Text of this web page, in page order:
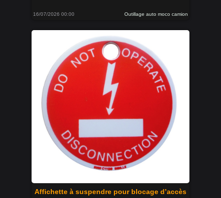
16/07/2026 00:00 Outillage auto moco camion
Affichette à suspendre pour blocage d’accès